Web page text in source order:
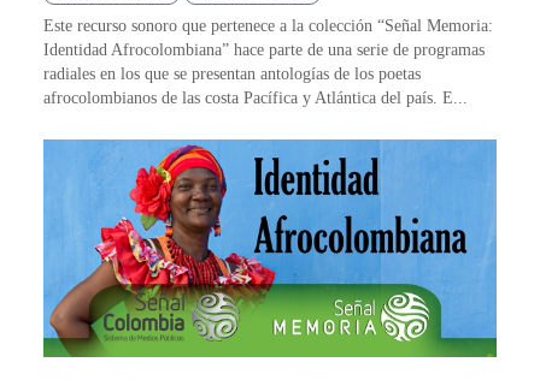
Este recurso sonoro que pertenece a la colección “Señal Memoria:
Identidad Afrocolombiana” hace parte de una serie de programas
radiales en los que se presentan antologías de los poetas
afrocolombianos de las costa Pacífica y Atlántica del país. E...